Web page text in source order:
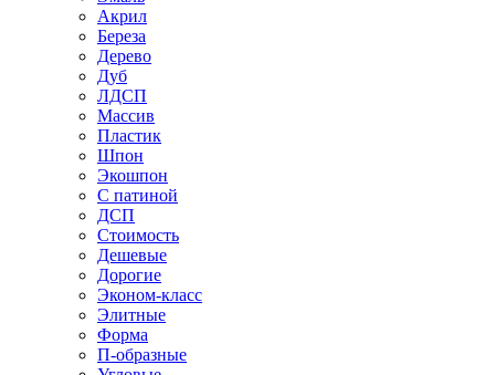
Акрил
Береза
Дерево
Дуб
ЛДСП
Массив
Пластик
Шпон
Экошпон
С патиной
ДСП
Стоимость
Дешевые
Дорогие
Эконом-класс
Элитные
Форма
П-образные